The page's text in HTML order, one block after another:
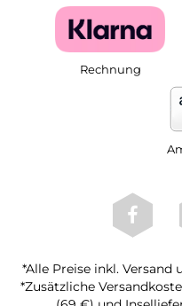
Rechnung
*Alle Preise inkl. Versand
*Zusätzliche